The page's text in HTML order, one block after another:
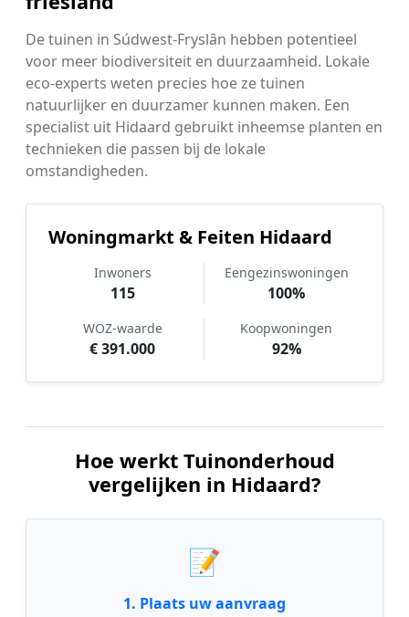
De tuinen in Súdwest-Fryslân hebben potentieel
voor meer biodiversiteit en duurzaamheid. Lokale
eco-experts weten precies hoe ze tuinen
natuurlijker en duurzamer kunnen maken. Een
specialist uit Hidaard gebruikt inheemse planten en
technieken die passen bij de lokale
omstandigheden.
Woningmarkt & Feiten Hidaard
Inwoners
115
Eengezinswoningen
100%
WOZ-waarde
€ 391.000
Koopwoningen
92%
Hoe werkt Tuinonderhoud
vergelijken in Hidaard?
📝
1. Plaats uw aanvraag